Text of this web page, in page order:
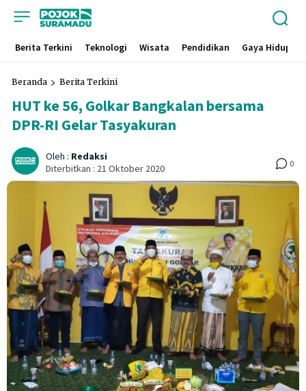
Berita Terkini Teknologi Wisata Pendidikan Gaya Hidup
Beranda Berita Terkini
HUT ke 56, Golkar Bangkalan bersama
DPR-RI Gelar Tasyakuran
Oleh : Redaksi
Diterbitkan : 21 Oktober 2020 0